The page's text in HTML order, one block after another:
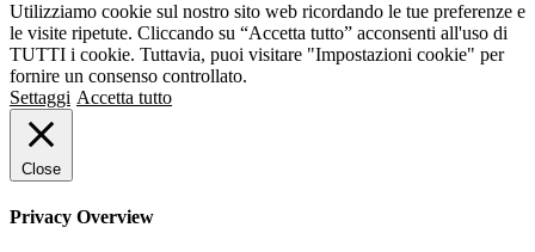
Utilizziamo cookie sul nostro sito web ricordando le tue preferenze e
le visite ripetute. Cliccando su “Accetta tutto” acconsenti all'uso di
TUTTI i cookie. Tuttavia, puoi visitare "Impostazioni cookie" per
fornire un consenso controllato.
Settaggi Accetta tutto
Close
Privacy Overview